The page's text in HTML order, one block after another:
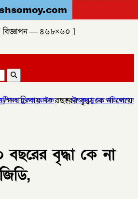
বিজ্ঞাপন — ৪৬৮×৬০ ]
✦উৎসবমুখর পরিবেশে লালমনিরহাট জেলা
/গলাচিপায় ৭০ বছরের বৃদ্ধা কে না পেয়ে
বছরের বৃদ্ধা কে না